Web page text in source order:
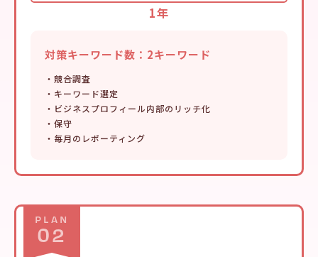
1年
対策キーワード数：2キーワード
・競合調査
・キーワード選定
・ビジネスプロフィール内部のリッチ化
・保守
・毎月のレポーティング
PLAN
02